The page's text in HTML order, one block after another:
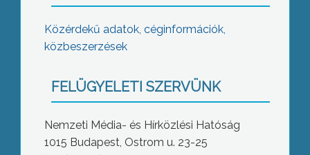
Közérdekű adatok, céginformációk,
közbeszerzések
FELÜGYELETI SZERVÜNK
Nemzeti Média- és Hírközlési Hatóság
1015 Budapest, Ostrom u. 23-25